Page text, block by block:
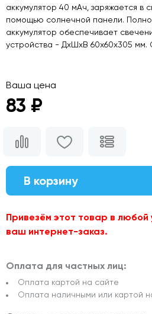
аккумулятор 40 мАч, заряжается в
помощью солнечной панели.
аккумулятор обеспечивает
устройства - ДхШхВ 60х60х305 мм.
Ваша цена
83 ₽
В корзину
Привезём этот товар в
ваш интернет-заказ.
Оплата для частных лиц:
Оплата картой на сайте
Оплата наличными или картой